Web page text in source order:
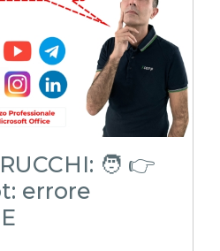
🧑 👉
errore